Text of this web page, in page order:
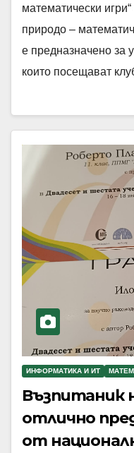
математически
природо –
е предназначено за
които посещават
ИНФОРМАТИКА И ИТ
Възпитаник
отлично
от